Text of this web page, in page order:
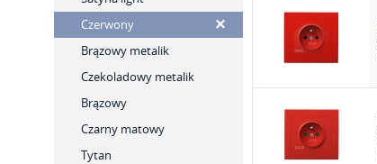
Czerwony
Brązowy metalik
Czekoladowy metalik
Brązowy
Czarny matowy
Tytan